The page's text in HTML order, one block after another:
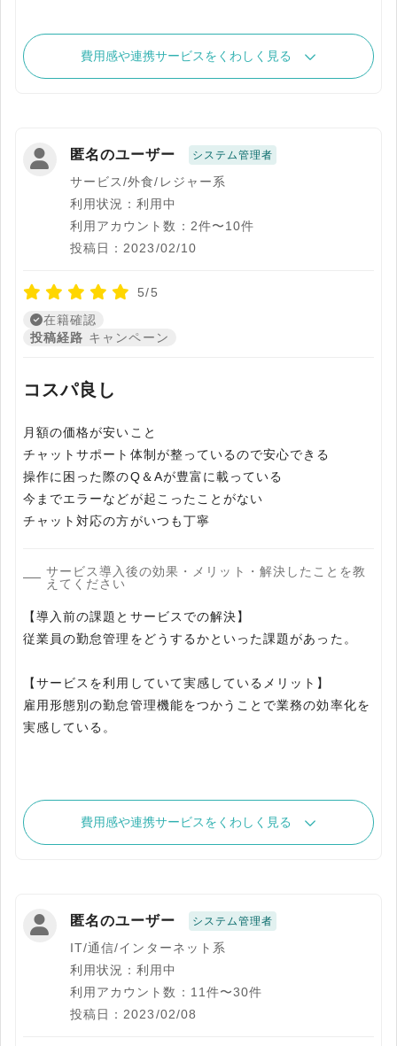
費用感や連携サービスをくわしく見る
匿名のユーザー システム管理者
サービス/外食/レジャー系
利用状況：利用中
利用アカウント数：2件〜10件
投稿日：2023/02/10
5/5
在籍確認
投稿経路 キャンペーン
コスパ良し
月額の価格が安いこと
チャットサポート体制が整っているので安心できる
操作に困った際のQ＆Aが豊富に載っている
今までエラーなどが起こったことがない
サービス導入後の効果・メリット・解決したことを教
えてください
【導入前の課題とサービスでの解決】
従業員の勤怠管理をどうするかといった課題があった。
【サービスを利用していて実感しているメリット】
雇用形態別の勤怠管理機能をつかうことで業務の効率化を
実感している。
費用感や連携サービスをくわしく見る
匿名のユーザー システム管理者
IT/通信/インターネット系
利用状況：利用中
利用アカウント数：11件〜30件
投稿日：2023/02/08